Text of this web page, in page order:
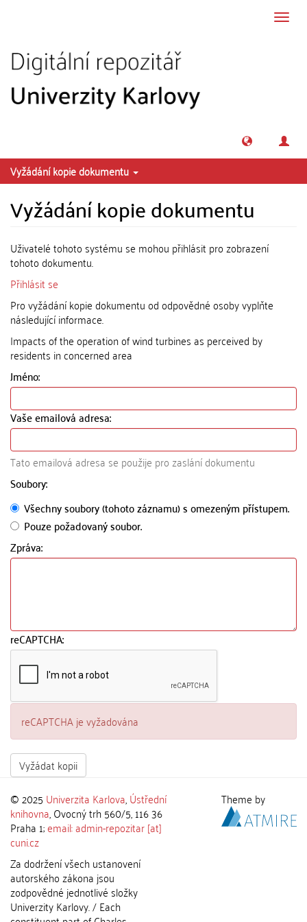
Vyžádání kopie dokumentu
Vyžádání kopie dokumentu
Uživatelé tohoto systému se mohou přihlásit pro zobrazení
tohoto dokumentu.
Přihlásit se
Pro vyžádání kopie dokumentu od odpovědné osoby vyplňte
následující informace.
Impacts of the operation of wind turbines as perceived by
residents in concerned area
Jméno:
Vaše emailová adresa:
Tato emailová adresa se použije pro zaslání dokumentu
Soubory:
Všechny soubory (tohoto záznamu) s omezeným přístupem.
Pouze požadovaný soubor.
Zpráva:
reCAPTCHA:
reCAPTCHA je vyžadována
Vyžádat kopii
© 2025 Univerzita Karlova,Ústřední
knihovna, Ovocný trh 560/5, 116 36
Praha 1;email: admin-repozitar [at]
cuni.cz
Za dodržení všech ustanovení
autorského zákona jsou
zodpovědné jednotlivé složky
Univerzity Karlovy. / Each
Theme by